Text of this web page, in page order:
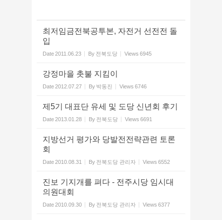
최저임금전북공투본, 자전거 선전전 돌
입
Date2011.06.23 By 전북도당 Views 6945
강정마을 촛불 지킴이
Date2012.07.27 By 박동진 Views 6746
제5기 대표단 유세 및 도당 신년회 후기
Date2013.01.28 By 전북도당 Views 6691
지방선거 평가와 당발전전략관련 토론
회
Date2010.08.31 By 전북도당 관리자 Views 6552
진보 기지개를 펴다 - 전주시당 임시대
의원대회
Date2010.09.30 By 전북도당 관리자 Views 6377